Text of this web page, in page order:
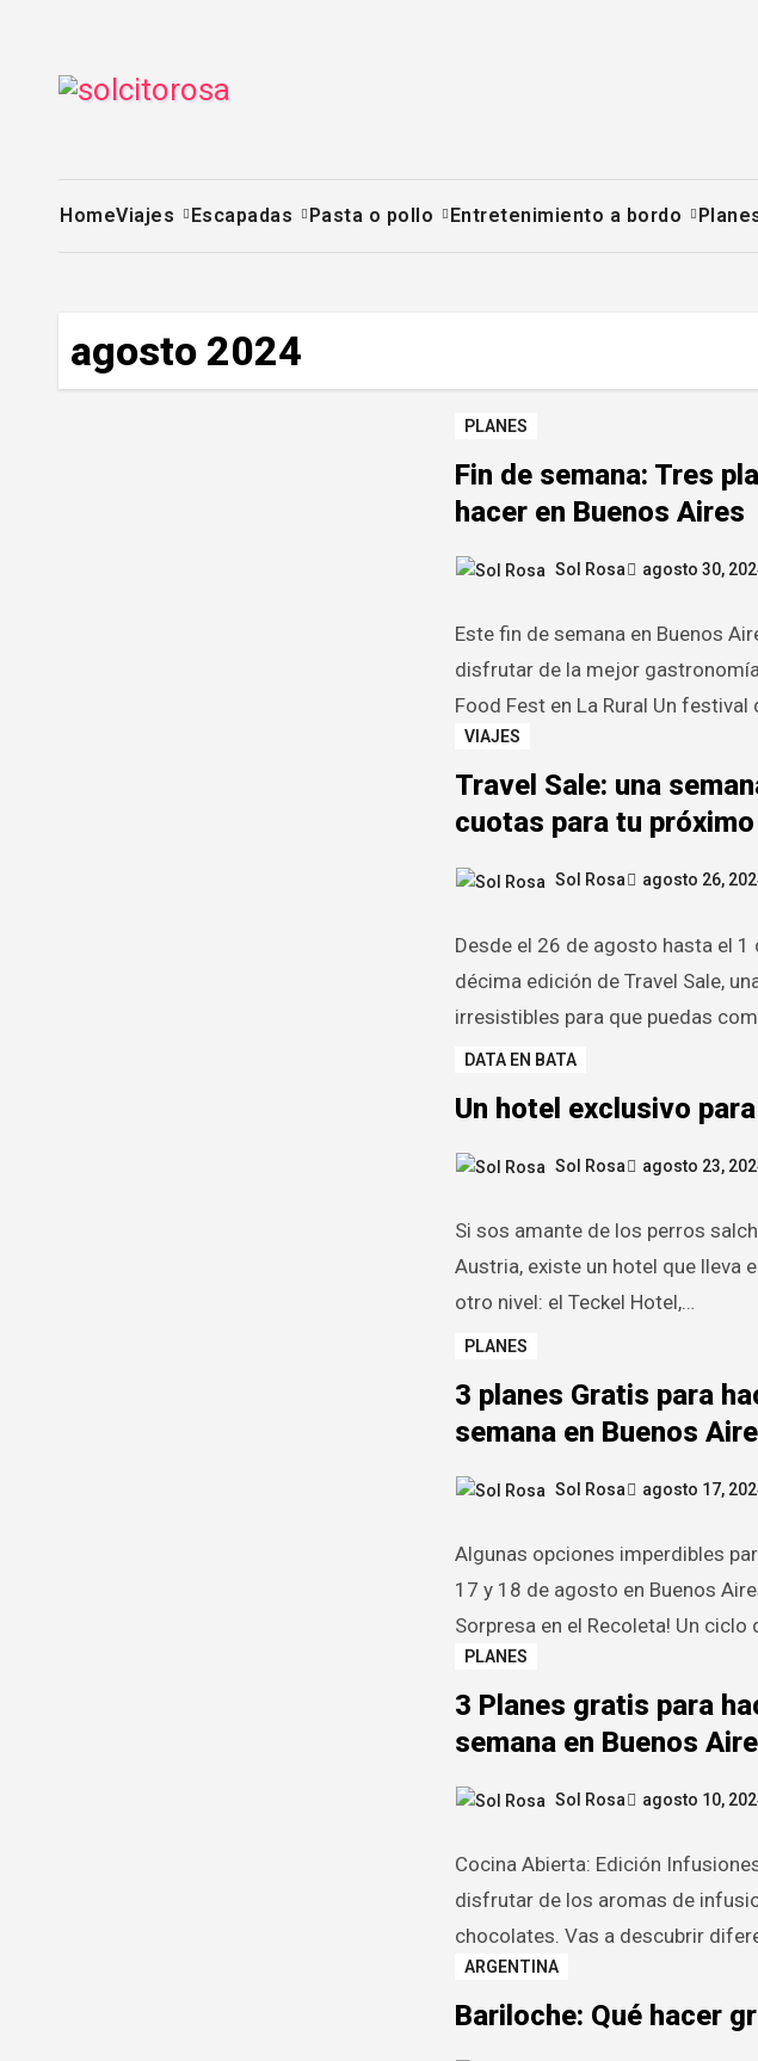
contenido
HomeViajes Escapadas Pasta o pollo Entretenimiento a bordo
agosto 2024
PLANES
Fin de semana: Tres
hacer en Buenos Aires
Sol Rosa agosto 30,
Este fin de semana en Buenos
disfrutar de la mejor
Food Fest en La Rural Un festival
VIAJES
Travel Sale: una
cuotas para tu
Sol Rosa agosto 26,
Desde el 26 de agosto hasta el 1
décima edición de Travel Sale,
irresistibles para que puedas
DATA EN BATA
Un hotel exclusivo
Sol Rosa agosto 23,
Si sos amante de los perros
Austria, existe un hotel que lleva
otro nivel: el Teckel Hotel,…
PLANES
3 planes Gratis para
semana en Buenos
Sol Rosa agosto 17,
Algunas opciones imperdibles
17 y 18 de agosto en Buenos
Sorpresa en el Recoleta! Un ciclo
PLANES
3 Planes gratis para
semana en Buenos
Sol Rosa agosto 10,
Cocina Abierta: Edición
disfrutar de los aromas de
chocolates. Vas a descubrir
ARGENTINA
Bariloche: Qué hacer